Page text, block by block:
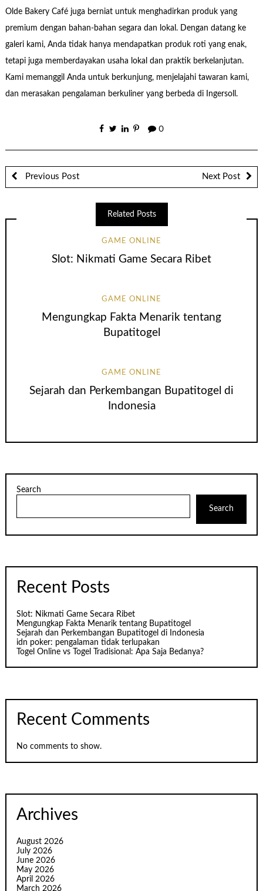
Olde Bakery Café juga berniat untuk menghadirkan produk yang
premium dengan bahan-bahan segara dan lokal. Dengan datang ke
galeri kami, Anda tidak hanya mendapatkan produk roti yang enak,
tetapi juga memberdayakan usaha lokal dan praktik berkelanjutan.
Kami memanggil Anda untuk berkunjung, menjelajahi tawaran kami,
dan merasakan pengalaman berkuliner yang berbeda di Ingersoll.
0
Previous Post Next Post
Related Posts
GAME ONLINE
Slot: Nikmati Game Secara Ribet
GAME ONLINE
Mengungkap Fakta Menarik tentang
Bupatitogel
GAME ONLINE
Sejarah dan Perkembangan Bupatitogel di
Indonesia
Search
Search
Recent Posts
Slot: Nikmati Game Secara Ribet
Mengungkap Fakta Menarik tentang Bupatitogel
Sejarah dan Perkembangan Bupatitogel di Indonesia
idn poker: pengalaman tidak terlupakan
Togel Online vs Togel Tradisional: Apa Saja Bedanya?
Recent Comments
No comments to show.
Archives
August 2026
July 2026
June 2026
May 2026
April 2026
March 2026